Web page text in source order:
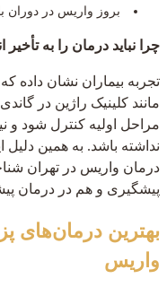
بروز واریس در دوران
چرا نباید درمان را به تأخیر
تجربه بیماران نشان داده
مانند کلینیک راژین در
مراحل اولیه کنترل شود و
نداشته باشد. به همین دلیل
درمان واریس در تهران
پیشگیری و هم در درمان
بهترین
واریس